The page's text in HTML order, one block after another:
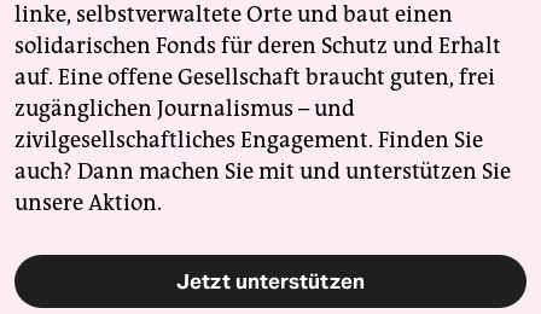
linke, selbstverwaltete Orte und baut einen
solidarischen Fonds für deren Schutz und Erhalt
auf. Eine offene Gesellschaft braucht guten, frei
zugänglichen Journalismus – und
zivilgesellschaftliches Engagement. Finden Sie
auch? Dann machen Sie mit und unterstützen Sie
unsere Aktion.
Jetzt unterstützen